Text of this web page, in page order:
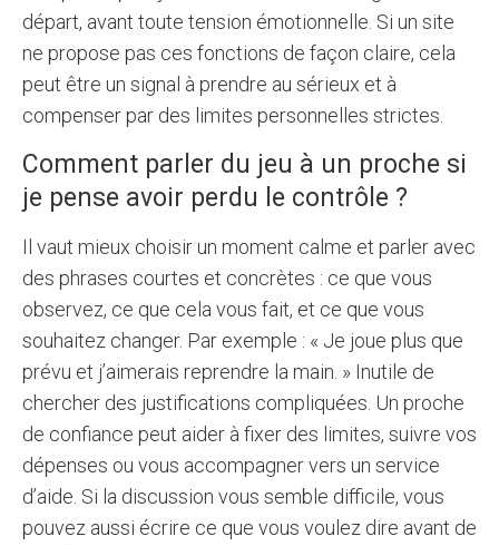
départ, avant toute tension émotionnelle. Si un site
ne propose pas ces fonctions de façon claire, cela
peut être un signal à prendre au sérieux et à
compenser par des limites personnelles strictes.
Comment parler du jeu à un proche si
je pense avoir perdu le contrôle ?
Il vaut mieux choisir un moment calme et parler avec
des phrases courtes et concrètes : ce que vous
observez, ce que cela vous fait, et ce que vous
souhaitez changer. Par exemple : « Je joue plus que
prévu et j’aimerais reprendre la main. » Inutile de
chercher des justifications compliquées. Un proche
de confiance peut aider à fixer des limites, suivre vos
dépenses ou vous accompagner vers un service
d’aide. Si la discussion vous semble difficile, vous
pouvez aussi écrire ce que vous voulez dire avant de